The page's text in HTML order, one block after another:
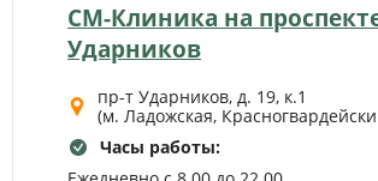
СМ-Клиника на
Ударников
пр-т Ударников, д. 19, к.1
(м. Ладожская,
Часы работы: